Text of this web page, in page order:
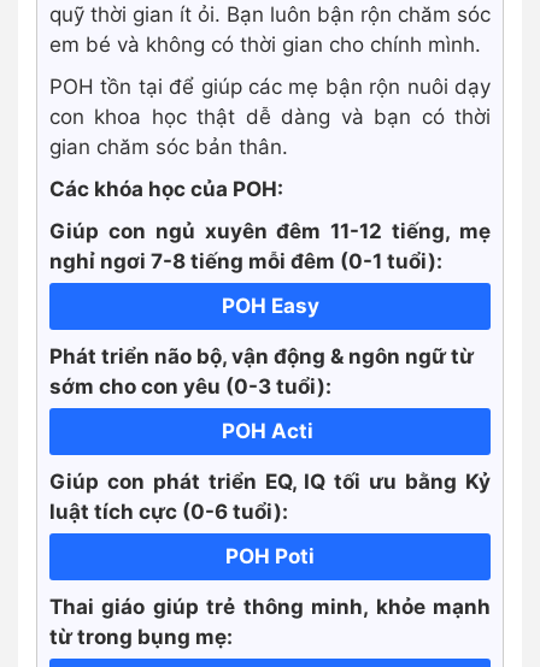
quỹ thời gian ít ỏi. Bạn luôn bận rộn chăm sóc
em bé và không có thời gian cho chính mình.
POH tồn tại để giúp các mẹ bận rộn nuôi dạy
con khoa học thật dễ dàng và bạn có thời
gian chăm sóc bản thân.
Các khóa học của POH:
Giúp con ngủ xuyên đêm 11-12 tiếng, mẹ
nghỉ ngơi 7-8 tiếng mỗi đêm (0-1 tuổi):
POH Easy
Phát triển não bộ, vận động & ngôn ngữ từ
sớm cho con yêu (0-3 tuổi):
POH Acti
Giúp con phát triển EQ, IQ tối ưu bằng Kỷ
luật tích cực (0-6 tuổi):
POH Poti
Thai giáo giúp trẻ thông minh, khỏe mạnh
từ trong bụng mẹ: